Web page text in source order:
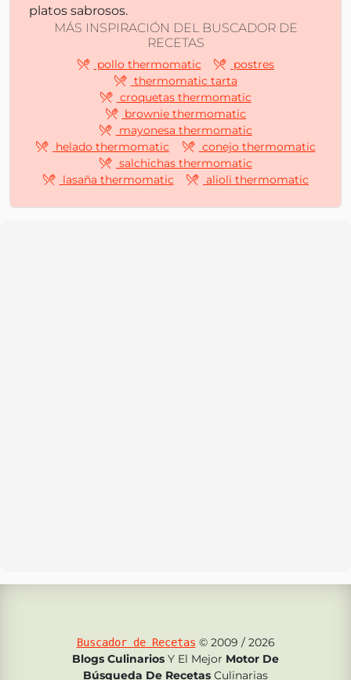
platos sabrosos.
MÁS INSPIRACIÓN DEL BUSCADOR DE
RECETAS
pollo thermomatic
postres
thermomatic tarta
croquetas thermomatic
brownie thermomatic
mayonesa thermomatic
helado thermomatic
conejo thermomatic
salchichas thermomatic
lasaña thermomatic
alioli thermomatic
Buscador de Recetas © 2009 / 2026
Blogs Culinarios Y El Mejor Motor De
Búsqueda De Recetas Culinarias